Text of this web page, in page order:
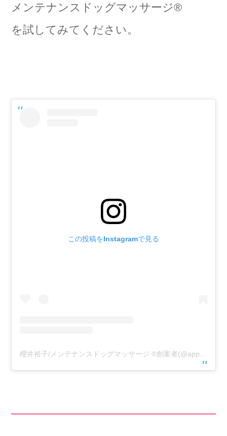
メンテナンスドッグマッサージ®
を試してみてください。
この投稿をInstagramで見る
櫻井裕子/メンテナンスドッグマッサージ ®️創案者(@appricie)がシェアした投稿